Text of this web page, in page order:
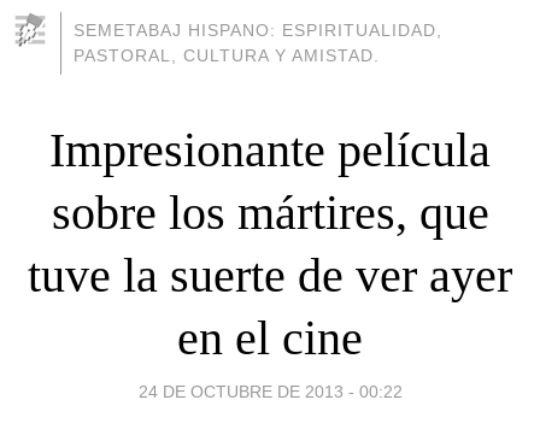
SEMETABAJ HISPANO: ESPIRITUALIDAD,
PASTORAL, CULTURA Y AMISTAD.
Impresionante película
sobre los mártires, que
tuve la suerte de ver ayer
en el cine
24 DE OCTUBRE DE 2013 - 00:22